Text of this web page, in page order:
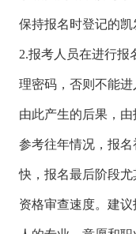
保持报名时登记的凯
2.报考人员在进行报
理密码，否则不能进
由此产生的后果，由
参考往年情况，报
快，报名最后阶段
资格审查速度。建